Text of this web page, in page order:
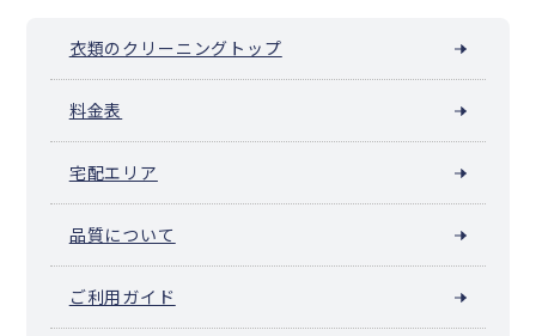
衣類のクリーニングトップ
料金表
宅配エリア
品質について
ご利用ガイド